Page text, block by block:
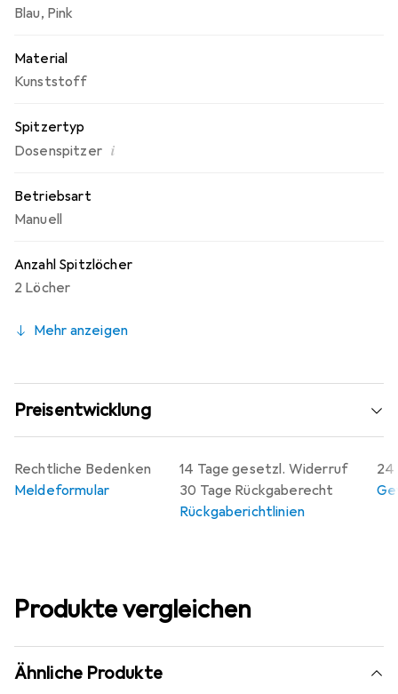
Blau, Pink
Material
Kunststoff
Spitzertyp
Dosenspitzer i
Betriebsart
Manuell
Anzahl Spitzlöcher
2 Löcher
Mehr anzeigen
Preisentwicklung
14 Tage gesetzl. Widerruf
30 Tage Rückgaberecht
Rückgaberichtlinien
24
Rechtliche Bedenken
Meldeformular
Produkte vergleichen
Ähnliche Produkte